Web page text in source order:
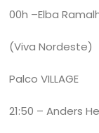
00h –Elba
(Viva Nordeste)
Palco VILLAGE
21:50 – Anders